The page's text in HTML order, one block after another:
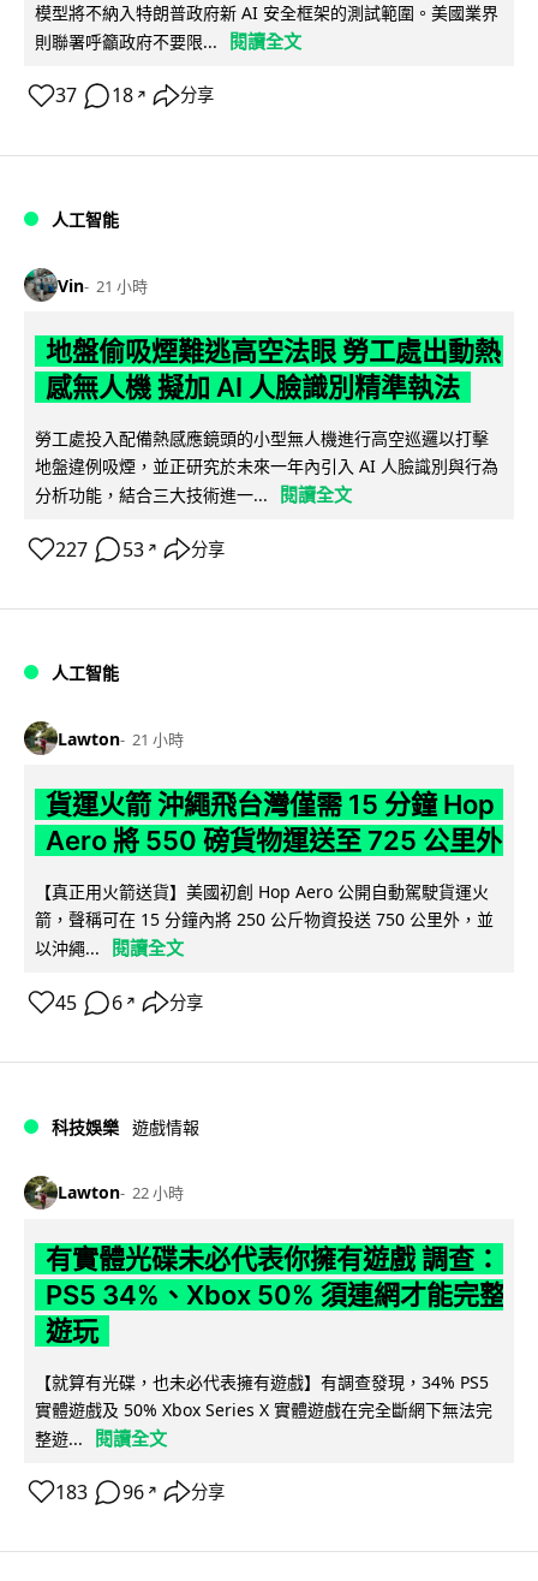
模型將不納入特朗普政府新 AI 安全框架的測試範圍。美國業界
則聯署呼籲政府不要限...
閱讀全文
37 18 ↗ 分享
人工智能
Vin 21 小時
地盤偷吸煙難逃高空法眼 勞工處出動熱
感無人機 擬加 AI 人臉識別精準執法
勞工處投入配備熱感應鏡頭的小型無人機進行高空巡邏以打擊
地盤違例吸煙，並正研究於未來一年內引入 AI 人臉識別與行為
分析功能，結合三大技術進一...
閱讀全文
227 53 ↗ 分享
人工智能
Lawton 21 小時
貨運火箭 沖繩飛台灣僅需 15 分鐘 Hop
Aero 將 550 磅貨物運送至 725 公里外
【真正用火箭送貨】美國初創 Hop Aero 公開自動駕駛貨運火
箭，聲稱可在 15 分鐘內將 250 公斤物資投送 750 公里外，並
以沖繩...
閱讀全文
45 6 ↗ 分享
科技娛樂 遊戲情報
Lawton 22 小時
有實體光碟未必代表你擁有遊戲 調查：
PS5 34%、Xbox 50% 須連網才能完整
遊玩
【就算有光碟，也未必代表擁有遊戲】有調查發現，34% PS5
實體遊戲及 50% Xbox Series X 實體遊戲在完全斷網下無法完
整遊...
閱讀全文
183 96 ↗ 分享